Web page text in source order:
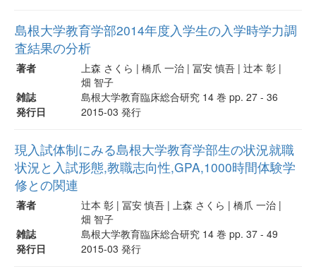
島根大学教育学部2014年度入学生の入学時学力調
査結果の分析
著者
上森 さくら | 橋爪 一治 | 冨安 慎吾 | 辻本 彰 |
畑 智子
雑誌
島根大学教育臨床総合研究 14 巻 pp. 27 - 36
発行日
2015-03 発行
現入試体制にみる島根大学教育学部生の状況就職
状況と入試形態,教職志向性,GPA,1000時間体験学
修との関連
著者
辻本 彰 | 冨安 慎吾 | 上森 さくら | 橋爪 一治 |
畑 智子
雑誌
島根大学教育臨床総合研究 14 巻 pp. 37 - 49
発行日
2015-03 発行